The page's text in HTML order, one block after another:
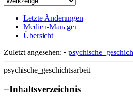
Letzte Änderungen
Medien-Manager
Übersicht
Zuletzt angesehen: •
psychische_geschichtsarbeit
−Inhaltsverzeichnis